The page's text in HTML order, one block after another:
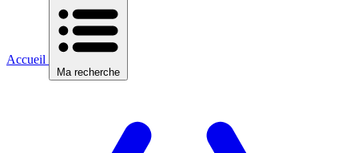
Accueil
Ma recherche